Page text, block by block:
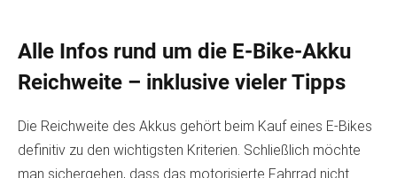
Alle Infos rund um die E-Bike-Akku
Reichweite – inklusive vieler Tipps
Die Reichweite des Akkus gehört beim Kauf eines E-Bikes
definitiv zu den wichtigsten Kriterien. Schließlich möchte
man sichergehen, dass das motorisierte Fahrrad nicht